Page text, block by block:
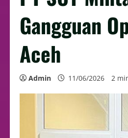
Gangguan
Aceh
Admin 11/06/2026 2